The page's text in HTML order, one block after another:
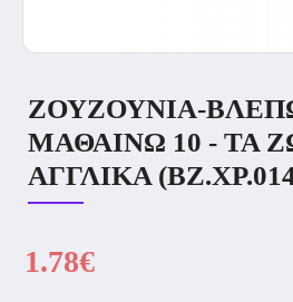
ΖΟΥΖΟΥΝΙΑ-
ΜΑΘΑΙΝΩ 10 - ΤΑ
ΑΓΓΛΙΚΑ
1.78€